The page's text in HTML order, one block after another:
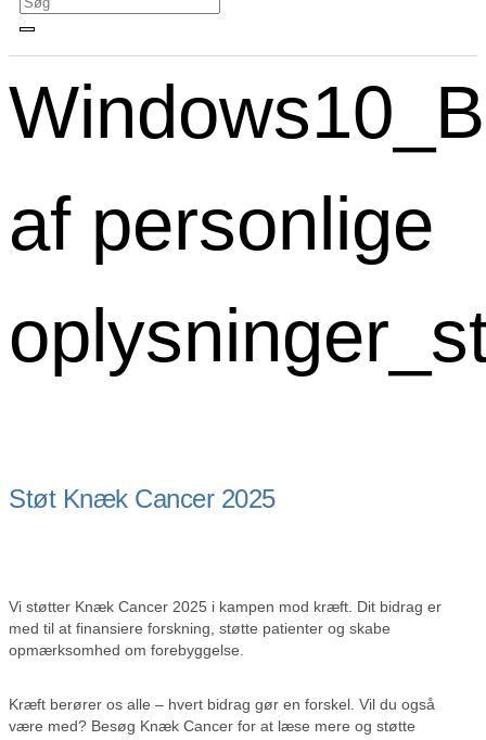
af personlige
Støt Knæk Cancer 2025
Vi støtter Knæk Cancer 2025 i kampen mod kræft. Dit bidrag er
med til at finansiere forskning, støtte patienter og skabe
opmærksomhed om forebyggelse.
Kræft berører os alle – hvert bidrag gør en forskel. Vil du også
være med? Besøg Knæk Cancer for at læse mere og støtte